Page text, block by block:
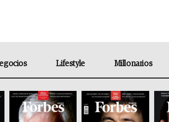
Lifestyle Millonarios